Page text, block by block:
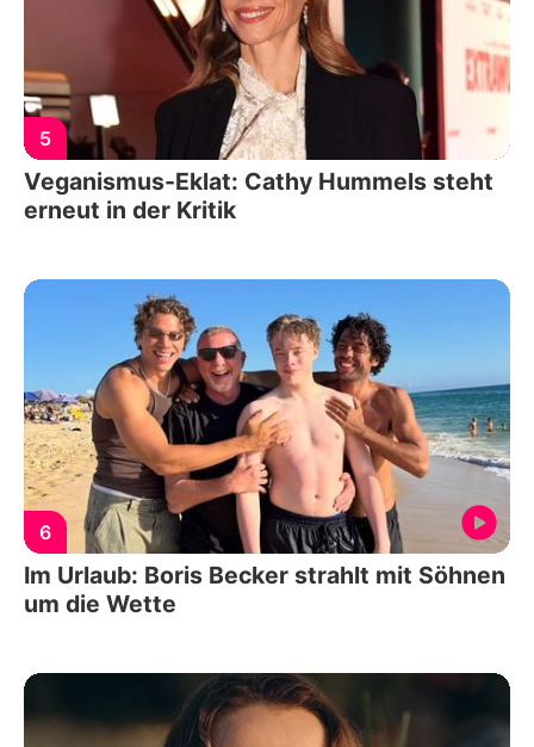
5
Veganismus-Eklat: Cathy Hummels steht
erneut in der Kritik
6
Im Urlaub: Boris Becker strahlt mit Söhnen
um die Wette